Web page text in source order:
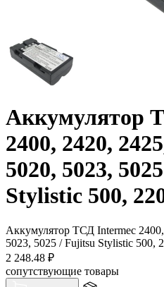
Аккумулятор
2400, 2420,
5020, 5023,
Stylistic 500,
Аккумулятор ТСД Intermec
5023, 5025 / Fujitsu Stylistic 500,
2 248.48 ₽
сопутствующие товары